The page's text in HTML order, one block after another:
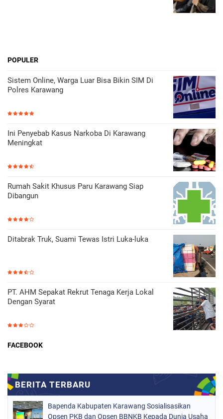
POPULER
Sistem Online, Warga Luar Bisa Bikin SIM Di
Polres Karawang
Ini Penyebab Kasus Narkoba Di Karawang
Meningkat
Rumah Sakit Khusus Paru Karawang Siap
Dibangun
Ditabrak Truk, Suami Tewas Istri Luka-luka
PT. AHM Sepakat Rekrut Tenaga Kerja Lokal
Dengan Syarat
FACEBOOK
Bapenda Kabupaten Karawang Sosialisasikan
Opsen PKB dan Opsen BBNKB Kepada Dunia Usaha